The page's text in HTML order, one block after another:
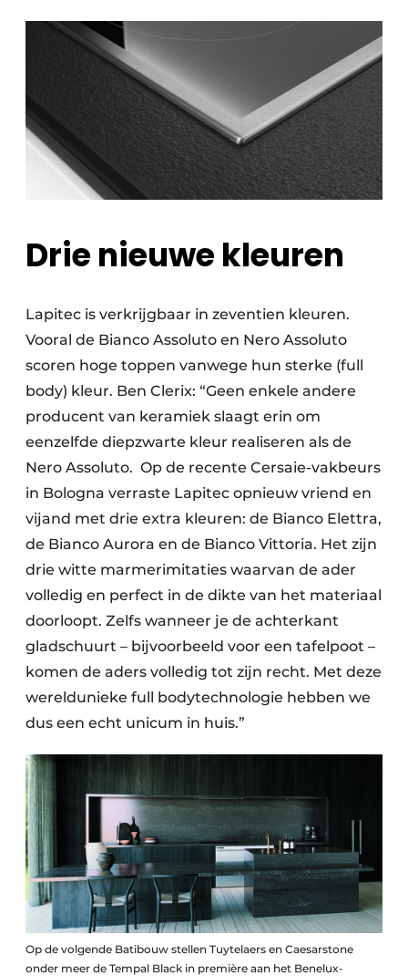
Drie nieuwe kleuren
Lapitec is verkrijgbaar in zeventien kleuren.
Vooral de Bianco Assoluto en Nero Assoluto
scoren hoge toppen vanwege hun sterke (full
body) kleur. Ben Clerix: “Geen enkele andere
producent van keramiek slaagt erin om
eenzelfde diepzwarte kleur realiseren als de
Nero Assoluto. Op de recente Cersaie-vakbeurs
in Bologna verraste Lapitec opnieuw vriend en
vijand met drie extra kleuren: de Bianco Elettra,
de Bianco Aurora en de Bianco Vittoria. Het zijn
drie witte marmerimitaties waarvan de ader
volledig en perfect in de dikte van het materiaal
doorloopt. Zelfs wanneer je de achterkant
gladschuurt – bijvoorbeeld voor een tafelpoot –
komen de aders volledig tot zijn recht. Met deze
wereldunieke full bodytechnologie hebben we
dus een echt unicum in huis.”
Op de volgende Batibouw stellen Tuytelaers en Caesarstone
onder meer de Tempal Black in première aan het Benelux-